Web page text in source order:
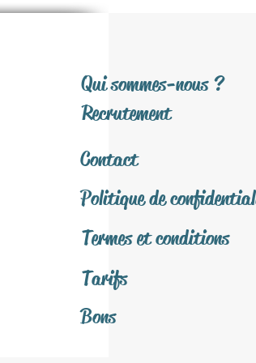
Qui sommes-nous ?
Recrutement
Contact
Politique de
Termes et conditions
Tarifs
Bons